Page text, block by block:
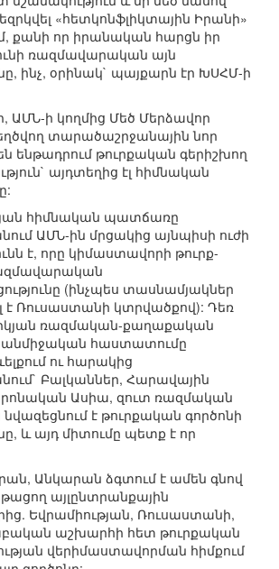
«հետկոնֆլիկտային Իրանի»
քանի որ իրանական հարցն իր
ռազմավարական այն
ինչ, օրինակ` պայքարն էր ԽՍՀՄ-ի
ԱՄՆ-ի կողմից Մեծ Մերձավոր
տարածաշրջանային նոր
ենթադրում թուրքական գերիշխող
այդտեղից էլ հիմնական
հիմնական պատճառը
ԱՄՆ-ին մրցակից այնպիսի ուժի
է, որը կիմաստավորի թուրք-
(ինչպես տասնամյակներ
է Ռուսաստանի կտրվածքով): Դեռ
ռազմական-քաղաքական
անմիջական հաստատումը
ու հարակից
Բալկաններ, Հարավային
Ասիա, զուտ ռազմական
նվազեցնում է թուրքական գործոնի
և այդ միտումը պետք է որ
Անկարան ձգտում է ամեն գնով
այլընտրանքային
Եվրամիության, Ռուսաստանի,
աշխարհի հետ թուրքական
վերիմաստավորման հիմքում